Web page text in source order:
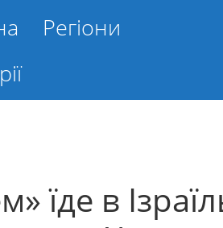
Регіони
їде в